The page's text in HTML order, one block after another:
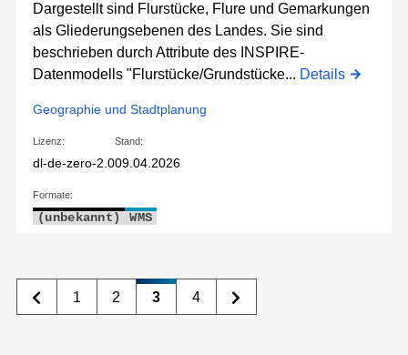
Dargestellt sind Flurstücke, Flure und Gemarkungen
als Gliederungsebenen des Landes. Sie sind
beschrieben durch Attribute des INSPIRE-
Datenmodells "Flurstücke/Grundstücke... Details
Geographie und Stadtplanung
Lizenz:
dl-de-zero-2.0
Stand:
09.04.2026
Formate:
(unbekannt) WMS
1 2 3 4